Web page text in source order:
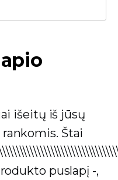
išeitų iš jūsų
Štai
puslapį -,